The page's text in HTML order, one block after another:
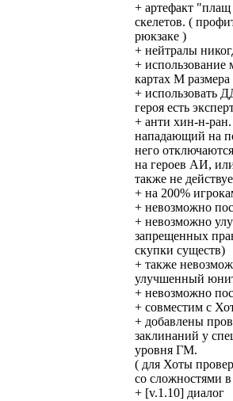
+ артефакт "плащ
скелетов. (
рюкзаке )
+ нейтралы
+
картах М
+ использовать
героя есть
+ анти хин-н-
нападающий на
него
на героев АИ,
также не
+ на 200%
+ невозможно
+ невозможно
запрещенных
скупки существ)
+ также
улучшенный
+ невозможно
+ совместим с
+ добавлены
заклинаний у
уровня ГМ.
( для Хоты
со сложностями
+ [v.1.10] диалог